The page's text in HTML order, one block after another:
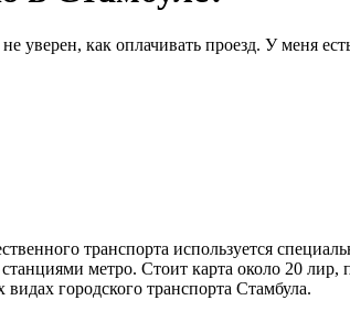
уверен, как оплачивать проезд. У меня
транспорта используется
метро. Стоит карта около 20 лир,
городского транспорта Стамбула.